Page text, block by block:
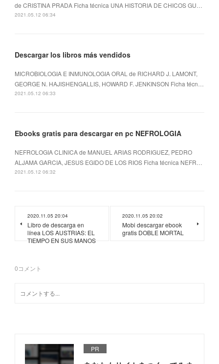
de CRISTINA PRADA Ficha técnica UNA HISTORIA DE CHICOS GU…
2021.05.12 06:34
Descargar los libros más vendidos
MICROBIOLOGIA E INMUNOLOGIA ORAL de RICHARD J. LAMONT,
GEORGE N. HAJISHENGALLIS, HOWARD F. JENKINSON Ficha técn…
2021.05.12 06:33
Ebooks gratis para descargar en pc NEFROLOGIA
NEFROLOGIA CLINICA de MANUEL ARIAS RODRIGUEZ, PEDRO
ALJAMA GARCIA, JESUS EGIDO DE LOS RIOS Ficha técnica NEFR…
2021.05.12 06:32
2020.11.05 20:04
Libro de descarga en
línea LOS AUSTRIAS: EL
TIEMPO EN SUS MANOS
2020.11.05 20:02
Mobi descargar ebook
gratis DOBLE MORTAL
0コメント
PR